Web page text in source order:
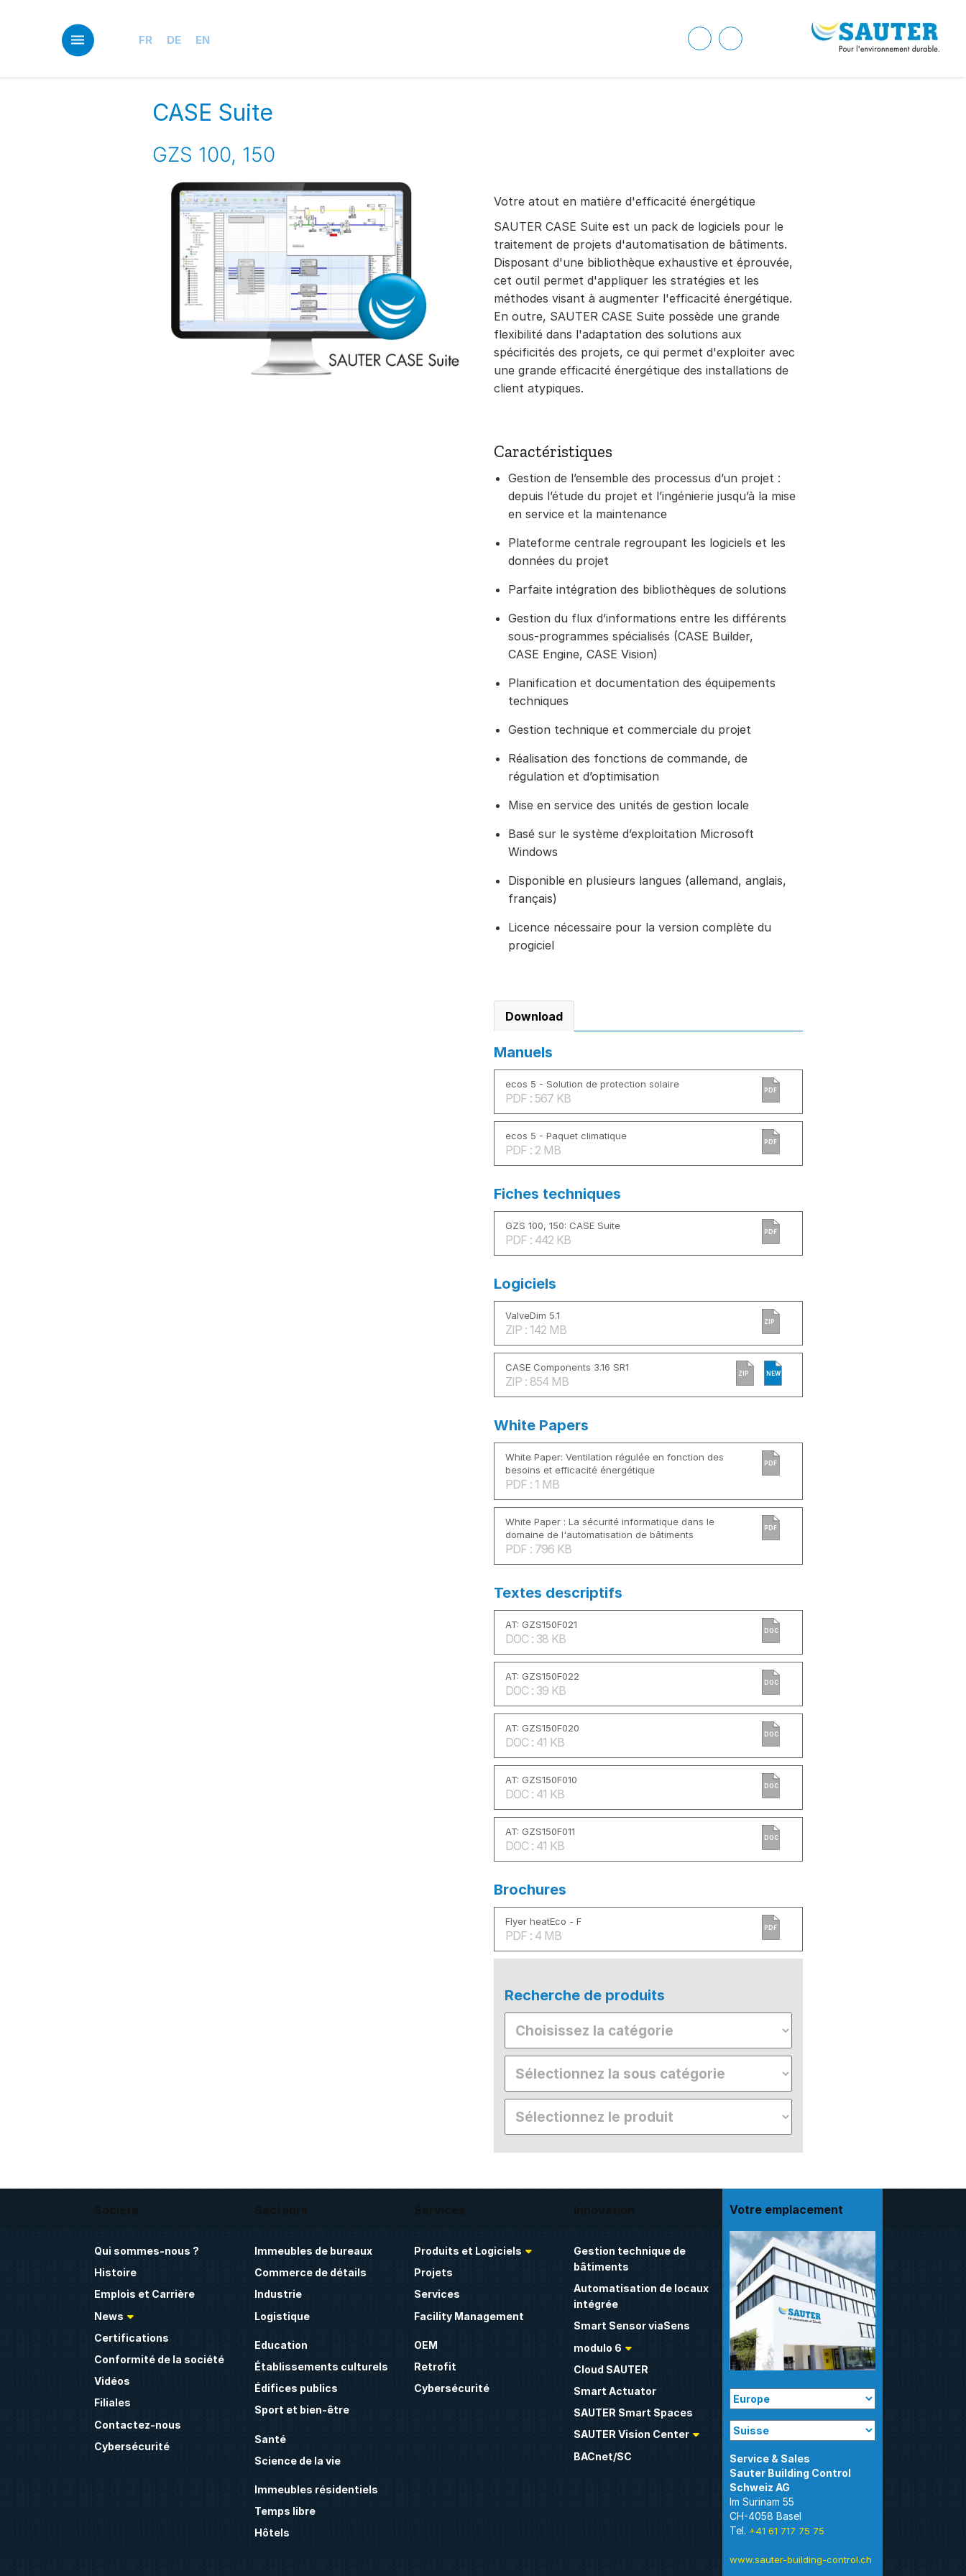
FR DE EN
CASE Suite
GZS 100, 150
Votre atout en matière d'efficacité énergétique
SAUTER CASE Suite est un pack de logiciels pour le
traitement de projets d'automatisation de bâtiments.
Disposant d'une bibliothèque exhaustive et éprouvée,
cet outil permet d'appliquer les stratégies et les
méthodes visant à augmenter l'efficacité énergétique.
En outre, SAUTER CASE Suite possède une grande
flexibilité dans l'adaptation des solutions aux
spécificités des projets, ce qui permet d'exploiter avec
une grande efficacité énergétique des installations de
client atypiques.
Caractéristiques
Gestion de l’ensemble des processus d’un projet :
depuis l’étude du projet et l’ingénierie jusqu’à la mise
en service et la maintenance
Plateforme centrale regroupant les logiciels et les
données du projet
Parfaite intégration des bibliothèques de solutions
Gestion du flux d’informations entre les différents
sous-programmes spécialisés (CASE Builder,
CASE Engine, CASE Vision)
Planification et documentation des équipements
techniques
Gestion technique et commerciale du projet
Réalisation des fonctions de commande, de
régulation et d’optimisation
Mise en service des unités de gestion locale
Basé sur le système d’exploitation Microsoft
Windows
Disponible en plusieurs langues (allemand, anglais,
français)
Licence nécessaire pour la version complète du
progiciel
Download
Manuels
ecos 5 - Solution de protection solaire
PDF : 567 KB
PDF
ecos 5 - Paquet climatique
PDF : 2 MB
PDF
Fiches techniques
GZS 100, 150: CASE Suite
PDF : 442 KB
PDF
Logiciels
ValveDim 5.1
ZIP : 142 MB
ZIP
CASE Components 3.16 SR1
ZIP : 854 MB
ZIP NEW
White Papers
White Paper: Ventilation régulée en fonction des
besoins et efficacité énergétique
PDF : 1 MB
PDF
White Paper : La sécurité informatique dans le
domaine de l'automatisation de bâtiments
PDF : 796 KB
PDF
Textes descriptifs
AT: GZS150F021
DOC : 38 KB
DOC
AT: GZS150F022
DOC : 39 KB
DOC
AT: GZS150F020
DOC : 41 KB
DOC
AT: GZS150F010
DOC : 41 KB
DOC
AT: GZS150F011
DOC : 41 KB
DOC
Brochures
Flyer heatEco - F
PDF : 4 MB
PDF
Recherche de produits
Société
Qui sommes-nous ?
Histoire
Emplois et Carrière
News
Certifications
Conformité de la société
Vidéos
Filiales
Contactez-nous
Cybersécurité
Secteurs
Immeubles de bureaux
Commerce de détails
Industrie
Logistique
Education
Établissements culturels
Édifices publics
Sport et bien-être
Santé
Science de la vie
Immeubles résidentiels
Temps libre
Hôtels
Services
Produits et Logiciels
Projets
Services
Facility Management
OEM
Retrofit
Cybersécurité
Innovation
Gestion technique de
bâtiments
Automatisation de locaux
intégrée
Smart Sensor viaSens
modulo 6
Cloud SAUTER
Smart Actuator
SAUTER Smart Spaces
SAUTER Vision Center
BACnet/SC
Votre emplacement
Sauter Building Control
Im Surinam 55
CH-4058 Basel
Tel. +41 61 717 75 75
www.sauter-building-control.ch